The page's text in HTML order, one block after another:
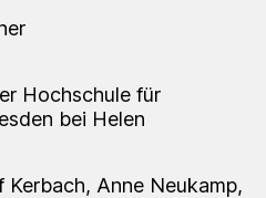
Hochschule für
bei Helen
Anne Neukamp,